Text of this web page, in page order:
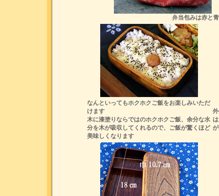
弁当包みは赤と
なんといってもホクホクご飯をお楽しみいただ
けます
木に漆塗りならではのホクホクご飯、余分な水
分を木が吸収してくれるので、ご飯が驚くほど
美味しくなります